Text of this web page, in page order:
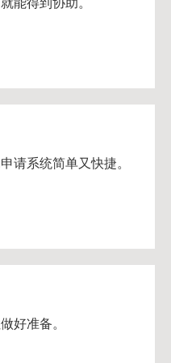
能得到协助。
请系统简单又快捷。
好准备。